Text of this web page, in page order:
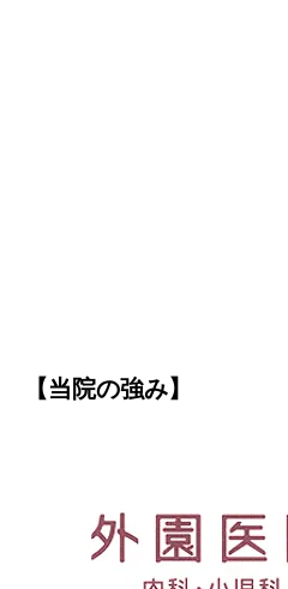
【当院の強み】